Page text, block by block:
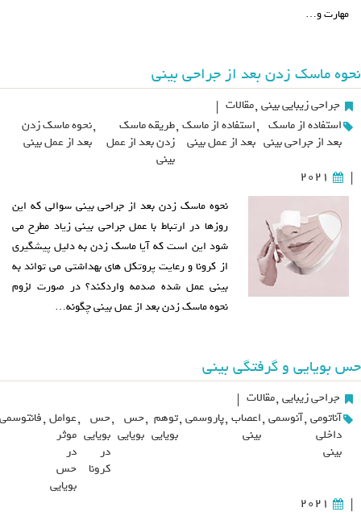
مهارت و…
نحوه ماسک زدن بعد از جراحی بینی
جراحی زیبایی بینی ,مقالات |
استفاده از ماسک
بعد از جراحی بینی
,استفاده از ماسک
بعد از عمل بینی
,طریقه ماسک
زدن بعد از عمل
بینی
,نحوه ماسک زدن
بعد از عمل بینی
|
2021
نحوه ماسک زدن بعد از جراحی بینی سوالی که این
روزها در ارتباط با عمل جراحی بینی زیاد مطرح می
شود این است که آیا ماسک زدن به دلیل پیشگیری
از کرونا و رعایت پروتکل های بهداشتی می تواند به
بینی عمل شده صدمه واردکند؟ در صورت لزوم
نحوه ماسک زدن بعد از عمل بینی چگونه…
حس بویایی و گرفتگی بینی
جراحی زیبایی ,مقالات |
آناتومی
داخلی
بینی
,آنوسمی ,اعصاب
بینی
,پاروسمی ,توهم
بویایی
,حس
بویایی
,حس
بویایی
در
کرونا
,عوامل
موثر
در
حس
بویایی
,فانتوسمی
|
2021